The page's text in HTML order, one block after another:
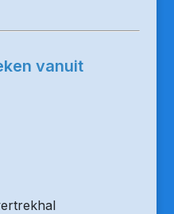
vanuit